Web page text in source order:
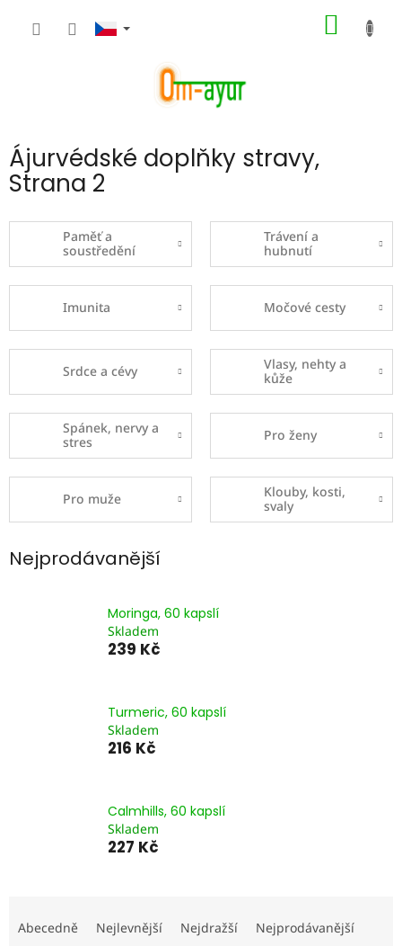
Ájurvédské doplňky stravy,
Strana 2
Paměť a
soustředění
Trávení a
hubnutí
Imunita Močové cesty
Srdce a cévy
Vlasy, nehty a
kůže
Spánek, nervy a
stres
Pro ženy
Pro muže
Klouby, kosti,
svaly
Nejprodávanější
Moringa, 60 kapslí
Skladem
239 Kč
Turmeric, 60 kapslí
Skladem
216 Kč
Calmhills, 60 kapslí
Skladem
227 Kč
aAbecedně Nejlevnější Nejdražší Nejprodávanější